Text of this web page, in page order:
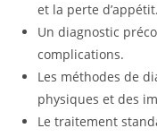
et la perte d’appétit.
Un diagnostic
complications.
Les méthodes de
physiques et des
Le traitement